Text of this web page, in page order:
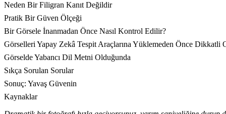
Neden Bir Filigran Kanıt Değildir
Pratik Bir Güven Ölçeği
Bir Görsele İnanmadan Önce Nasıl Kontrol Edilir?
Görselleri Yapay Zekâ Tespit Araçlarına Yüklemeden Önce Dikkatli
Görselde Yabancı Dil Metni Olduğunda
Sıkça Sorulan Sorular
Sonuç: Yavaş Güvenin
Kaynaklar